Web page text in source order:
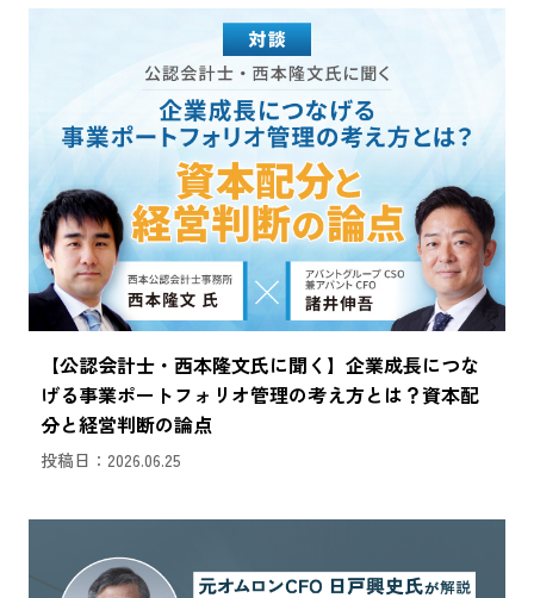
【公認会計士・西本隆文氏に聞く】企業成長につな
げる事業ポートフォリオ管理の考え方とは？資本配
分と経営判断の論点
投稿日：2026.06.25